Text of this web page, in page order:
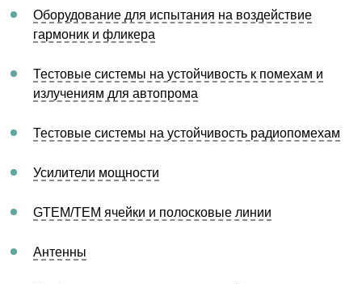
Оборудование для испытания на воздействие
гармоник и фликера
Тестовые системы на устойчивость к помехам и
излучениям для автопрома
Тестовые системы на устойчивость радиопомехам
Усилители мощности
GTEM/TEM ячейки и полосковые линии
Антенны